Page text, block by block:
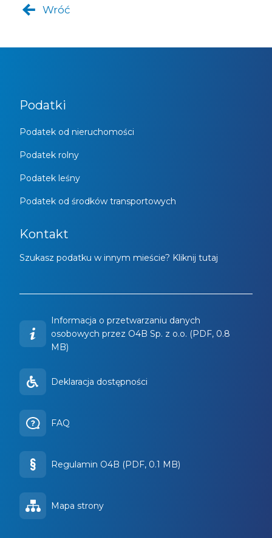
Wróć
Podatki
Podatek od nieruchomości
Podatek rolny
Podatek leśny
Podatek od środków transportowych
Kontakt
Szukasz podatku w innym mieście? Kliknij tutaj
Informacja o przetwarzaniu danych
osobowych przez O4B Sp. z o.o. (PDF, 0.8
MB)
Deklaracja dostępności
FAQ
Regulamin O4B (PDF, 0.1 MB)
Mapa strony